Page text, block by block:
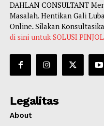
DAHLAN CONSULTANT
Masalah. Hentikan Gali
Online. Silakan
di sini untuk SOLUSI
Legalitas
About